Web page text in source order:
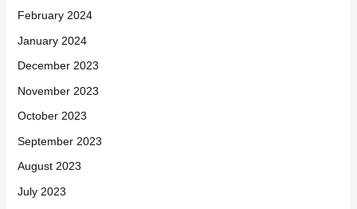
February 2024
January 2024
December 2023
November 2023
October 2023
September 2023
August 2023
July 2023